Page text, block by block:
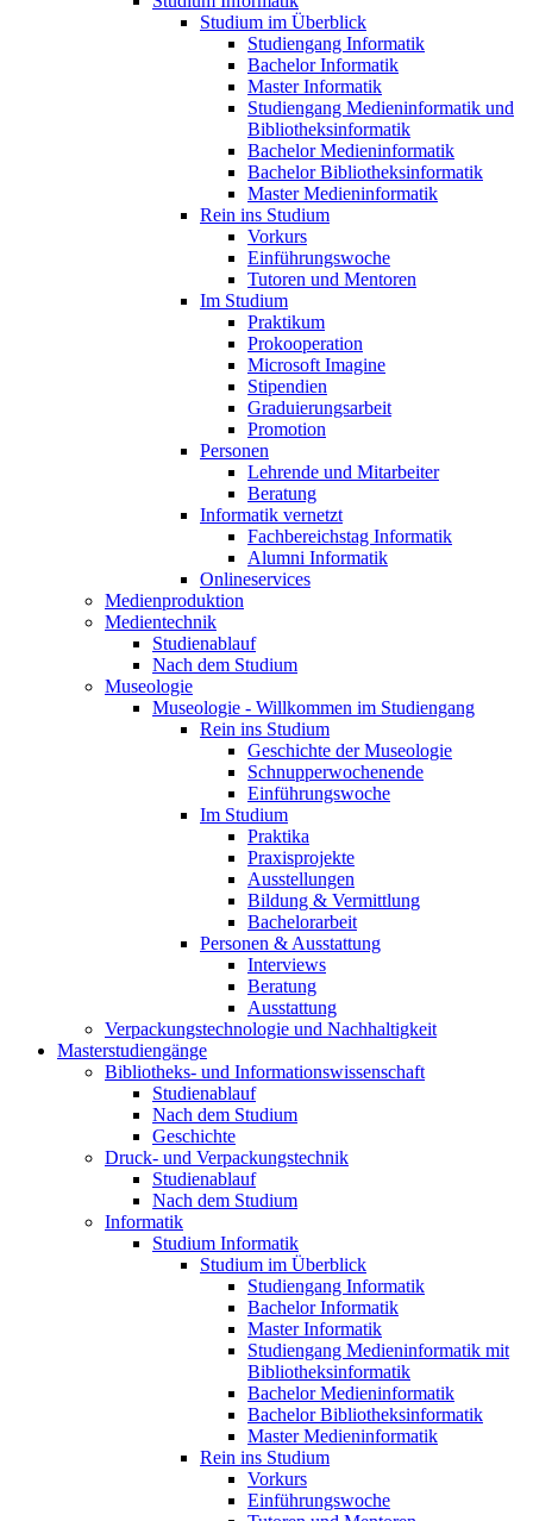
Studium im Überblick
Studiengang Informatik
Bachelor Informatik
Master Informatik
Studiengang Medieninformatik und
Bibliotheksinformatik
Bachelor Medieninformatik
Bachelor Bibliotheksinformatik
Master Medieninformatik
Rein ins Studium
Vorkurs
Einführungswoche
Tutoren und Mentoren
Im Studium
Praktikum
Prokooperation
Microsoft Imagine
Stipendien
Graduierungsarbeit
Promotion
Personen
Lehrende und Mitarbeiter
Beratung
Informatik vernetzt
Fachbereichstag Informatik
Alumni Informatik
Onlineservices
Medienproduktion
Medientechnik
Studienablauf
Nach dem Studium
Museologie
Museologie - Willkommen im Studiengang
Rein ins Studium
Geschichte der Museologie
Schnupperwochenende
Einführungswoche
Im Studium
Praktika
Praxisprojekte
Ausstellungen
Bildung & Vermittlung
Bachelorarbeit
Personen & Ausstattung
Interviews
Beratung
Ausstattung
Verpackungstechnologie und Nachhaltigkeit
Masterstudiengänge
Bibliotheks- und Informationswissenschaft
Studienablauf
Nach dem Studium
Geschichte
Druck- und Verpackungstechnik
Studienablauf
Nach dem Studium
Informatik
Studium Informatik
Studium im Überblick
Studiengang Informatik
Bachelor Informatik
Master Informatik
Studiengang Medieninformatik mit
Bibliotheksinformatik
Bachelor Medieninformatik
Bachelor Bibliotheksinformatik
Master Medieninformatik
Rein ins Studium
Vorkurs
Einführungswoche